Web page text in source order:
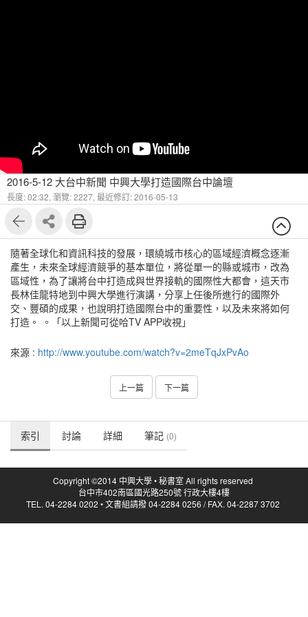
2016-5-12 大台中新聞 中興大學打造國際台中論壇
長度: 02:32, 瀏覽: 2227, 最近修訂: 2016-05-13
隨著全球化和資訊科技的發展，環繞城市核心的區域經濟概念逐漸
產生，未來全球經濟競爭的基本單位，將從單一的縣或城市，改為
區域性，為了讓將台中打造成與世界接軌的國際性大都會，這天市
長林佳龍特地到中興大學進行演講，分享上任後所進行的國際外
交、豐碩的成果，也說明打造國際台中的重要性，以及未來將如何
打造。 。「以上新聞可從哈TV APP收視」
來源 : http://www.youtube.com/watch?v=2meTqJxPvAo
上一篇 下一篇
索引 討論 詳細 筆記 (0)
Copyright ©2014 中興大學 • 秘書室 All rights reserved
台中市402南區國光路250號 行政大樓4樓
TEL. 04-2284 0202 • 文書組請撥 04-2284 0256 / FAX. 04-2287 3702